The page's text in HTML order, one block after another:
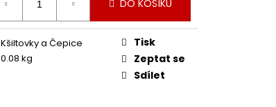
DO KOŠÍKU
Kšiltovky a Čepice
0.08 kg
Tisk
Zeptat se
Sdílet